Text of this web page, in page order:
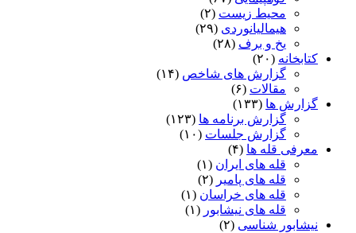
محیط زیست (۲)
هیمالیانوردی (۲۹)
یخ و برف (۲۸)
کتابخانه (۲۰)
گزارش های شاخص (۱۴)
مقالات (۶)
گزارش ها (۱۳۳)
گزارش برنامه ها (۱۲۳)
گزارش جلسات (۱۰)
معرفی قله ها (۴)
قله های ایران (۱)
قله های پامیر (۲)
قله های خراسان (۱)
قله های نیشابور (۱)
نیشابور شناسی (۲)